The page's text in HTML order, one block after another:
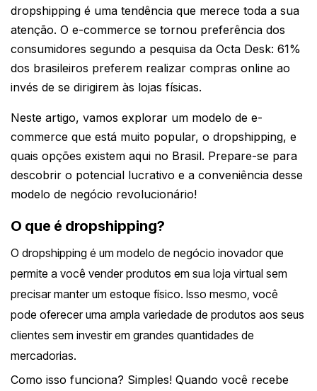
dropshipping é uma tendência que merece toda a sua
atenção. O e-commerce se tornou preferência dos
consumidores segundo a pesquisa da Octa Desk: 61%
dos brasileiros preferem realizar compras online ao
invés de se dirigirem às lojas físicas.
Neste artigo, vamos explorar um modelo de e-
commerce que está muito popular, o dropshipping, e
quais opções existem aqui no Brasil. Prepare-se para
descobrir o potencial lucrativo e a conveniência desse
modelo de negócio revolucionário!
O que é dropshipping?
O dropshipping é um modelo de negócio inovador que
permite a você vender produtos em sua loja virtual sem
precisar manter um estoque físico. Isso mesmo, você
pode oferecer uma ampla variedade de produtos aos seus
clientes sem investir em grandes quantidades de
mercadorias.
Como isso funciona? Simples! Quando você recebe